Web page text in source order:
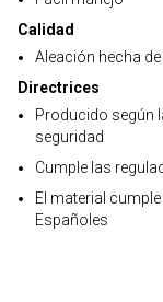
Calidad
Aleación hecha
Directrices
Producido según
seguridad
Cumple las
El material
Españoles